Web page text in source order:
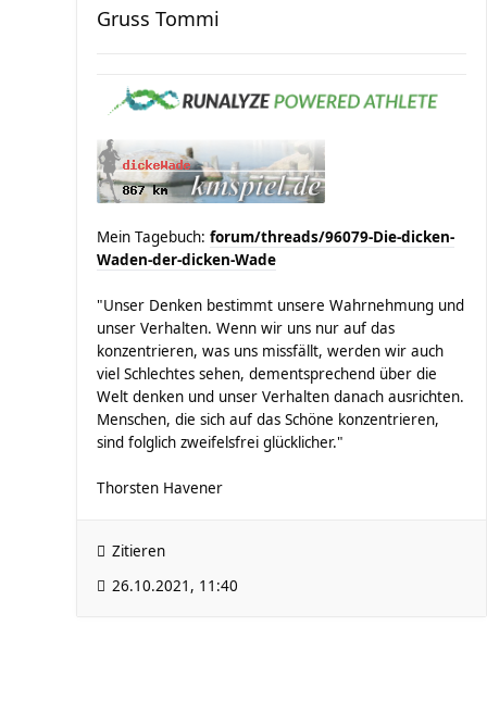
Gruss Tommi
Mein Tagebuch: forum/threads/96079-Die-dicken-
Waden-der-dicken-Wade
"Unser Denken bestimmt unsere Wahrnehmung und
unser Verhalten. Wenn wir uns nur auf das
konzentrieren, was uns missfällt, werden wir auch
viel Schlechtes sehen, dementsprechend über die
Welt denken und unser Verhalten danach ausrichten.
Menschen, die sich auf das Schöne konzentrieren,
sind folglich zweifelsfrei glücklicher."
Thorsten Havener
Zitieren
26.10.2021, 11:40